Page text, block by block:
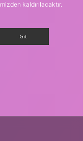
kaldırılacaktır.